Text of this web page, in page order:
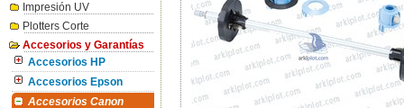
Impresión UV
Plotters Corte
Accesorios y Garantías
Accesorios HP
Accesorios Epson
Accesorios Canon